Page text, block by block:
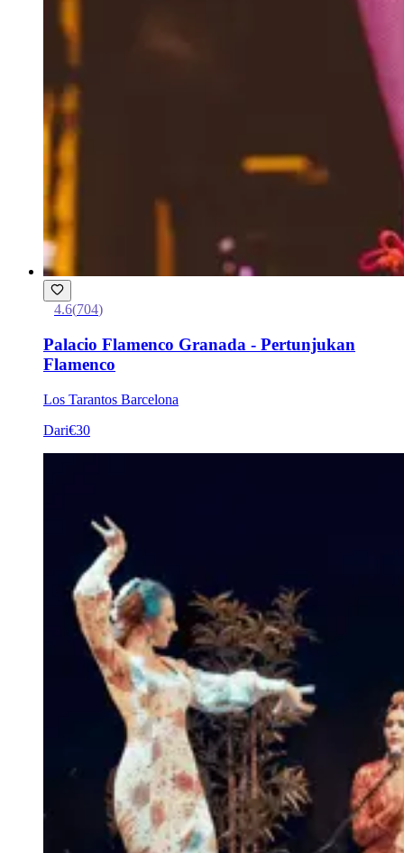
4.6(704)
Palacio Flamenco Granada - Pertunjukan
Flamenco
Los Tarantos Barcelona
Dari€30